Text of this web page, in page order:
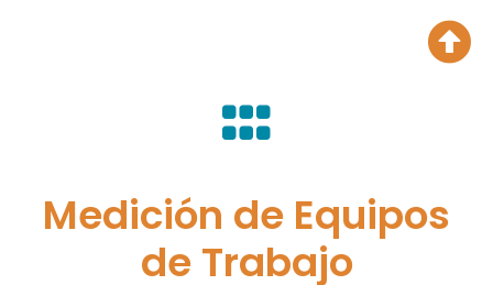
Medición de Equipos
de Trabajo